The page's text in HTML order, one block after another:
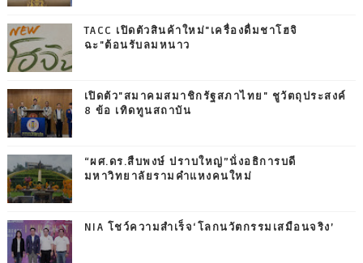
TACC เปิดตัวสินค้าใหม่"เครื่องดื่มชาโฮจิ
ฉะ"ต้อนรับลมหนาว
เปิดตัว"สมาคมสมาชิกรัฐสภาไทย" ชูวัตถุประสงค์
8 ข้อ เทิดทูนสถาบัน
“ผศ.ดร.สืบพงษ์ ปราบใหญ่”นั่งอธิการบดี
มหาวิทยาลัยรามคำแหงคนใหม่
NIA โชว์ความสำเร็จ‘โลกนวัตกรรมเสมือนจริง’